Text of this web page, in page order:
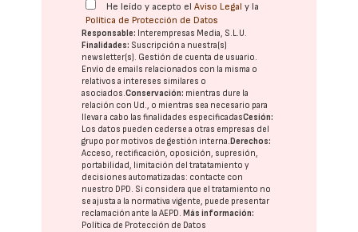
He leído y acepto elAviso Legal y la
Política de Protección de Datos
Responsable: Interempresas Media, S.L.U.
Finalidades: Suscripción a nuestra(s)
newsletter(s). Gestión de cuenta de usuario.
Envío de emails relacionados con la misma o
relativos a intereses similares o
asociados.Conservación: mientras dure la
relación con Ud., o mientras sea necesario para
llevar a cabo las finalidades especificadasCesión:
Los datos pueden cederse a otras empresas del
grupo por motivos de gestión interna. Derechos:
Acceso, rectificación, oposición, supresión,
portabilidad, limitación del tratatamiento y
decisiones automatizadas: contacte con
nuestro DPD. Si considera que el tratamiento no
se ajusta a la normativa vigente, puede presentar
reclamación ante laAEPD. Más información:
Política de Protección de Datos